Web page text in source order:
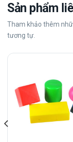
Sản phẩm
Tham khảo thêm
tương tự.